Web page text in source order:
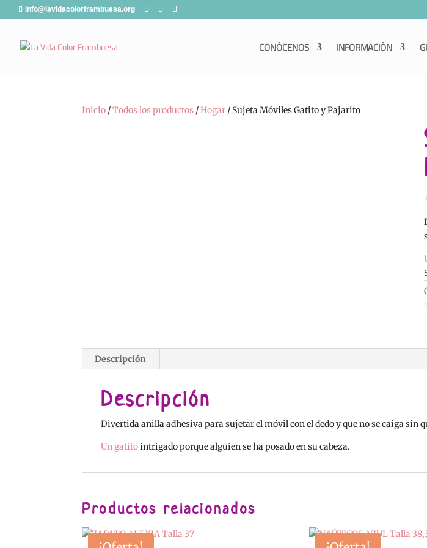
info@lavidacolorframbuesa.org
CONÓCENOS INFORMACIÓN
Inicio /Todos los productos /Hogar / Sujeta Móviles Gatito y Pajarito
Descripción
Descripción
Divertida anilla adhesiva para sujetar el móvil con el dedo y que no se caiga sin
Un gatitointrigado porque alguien se ha posado en su cabeza.
Productos relacionados